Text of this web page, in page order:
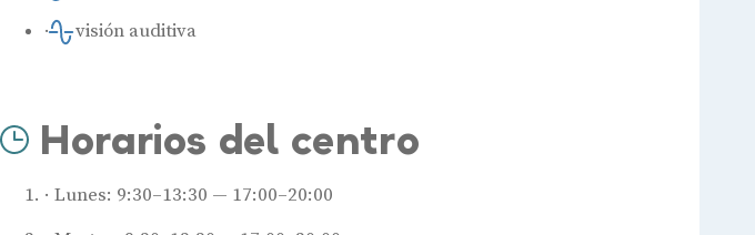
Revisión auditiva
Horarios del centro
Lunes: 9:30–13:30 — 17:00–20:00